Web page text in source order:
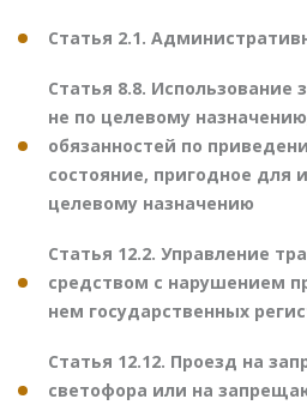
Статья 2.1.
Статья 8.8. Использование
не по целевому
обязанностей по
состояние, пригодное для
целевому назначению
Статья 12.2. Управление
средством с нарушением
нем государственных
Статья 12.12. Проезд на
светофора или на